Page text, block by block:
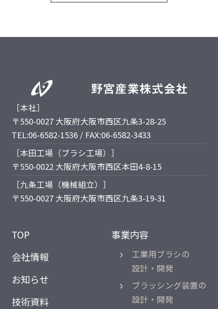
［本社］
〒550-0027 大阪府大阪市西区九条3-28-25
TEL:06-6582-1536 / FAX:06-6582-3433
［本田工場（ブラシ工場）］
〒550-0022 大阪府大阪市西区本田4-8-15
［九条工場（機械組立）］
〒550-0027 大阪府大阪市西区九条3-19-31
TOP
会社情報
お知らせ
技術資料
事業内容
工業用ブラシの
設計・開発
ブラッシング装置の
設計・開発